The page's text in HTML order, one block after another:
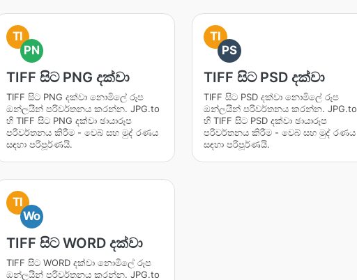
TI
PN
TIFF සිට PNG දක්වා
TIFF සිට PNG දක්වා නොමිලේ රූප
ඔන්ලයින් පරිවර්තනය කරන්න. JPG.to
හි TIFF සිට PNG දක්වා ඡායාරූප
පරිවර්තනය කිරීම - වෙබ් සහ මුද් රණය
සඳහා පරිපූර්ණයි.
TI
PS
TIFF සිට PSD දක්වා
TIFF සිට PSD දක්වා නොමිලේ රූප
ඔන්ලයින් පරිවර්තනය කරන්න. JPG.to
හි TIFF සිට PSD දක්වා ඡායාරූප
පරිවර්තනය කිරීම - වෙබ් සහ මුද් රණය
සඳහා පරිපූර්ණයි.
TI
Wo
TIFF සිට WORD දක්වා
TIFF සිට WORD දක්වා නොමිලේ රූප
ඔන්ලයින් පරිවර්තනය කරන්න. JPG.to